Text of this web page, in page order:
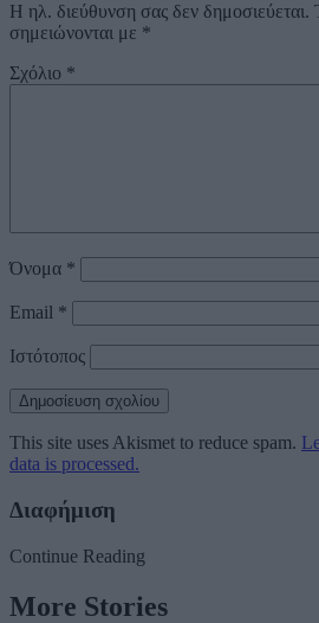
Η ηλ. διεύθυνση σας δεν δημοσιεύεται.
σημειώνονται με *
Σχόλιο *
Όνομα *
Email *
Ιστότοπος
This site uses Akismet to reduce spam.
data is processed.
Διαφήμιση
Continue Reading
More Stories